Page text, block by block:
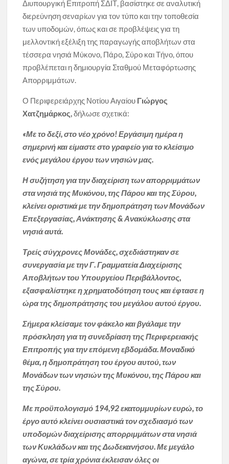
Διυπουργική Επιτροπή ΣΔΙΤ, βασίστηκε σε αναλυτική
διερεύνηση σεναρίων για τον τύπο και την τοποθεσία
των υποδομών, όπως και σε προβλέψεις για τη
μελλοντική εξέλιξη της παραγωγής αποβλήτων στα
τέσσερα νησιά Μύκονο, Πάρο, Σύρο και Τήνο, όπου
προβλέπεται η δημιουργία Σταθμού Μεταφόρτωσης
Απορριμμάτων.
Ο Περιφερειάρχης Νοτίου Αιγαίου Γιώργος
Χατζημάρκος,δήλωσε σχετικά:
«Με το δεξί, στο νέο χρόνο! Εργάσιμη ημέρα η
σημερινή και είμαστε στο γραφείο για το κλείσιμο
ενός μεγάλου έργου των νησιών μας.
Η συζήτηση για την διαχείριση των απορριμμάτων
στα νησιά της Μυκόνου, της Πάρου και της Σύρου,
κλείνει οριστικά με την δημοπράτηση των Μονάδων
Επεξεργασίας, Ανάκτησης & Ανακύκλωσης στα
νησιά αυτά.
Τρείς σύγχρονες Μονάδες, σχεδιάστηκαν σε
συνεργασία με την Γ. Γραμματεία Διαχείρισης
Αποβλήτων του Υπουργείου Περιβάλλοντος,
εξασφαλίστηκε η χρηματοδότηση τους και έφτασε η
ώρα της δημοπράτησης του μεγάλου αυτού έργου.
Σήμερα κλείσαμε τον φάκελο και βγάλαμε την
πρόσκληση για τη συνεδρίαση της Περιφερειακής
Επιτροπής για την επόμενη εβδομάδα. Μοναδικό
θέμα, η δημοπράτηση του έργου αυτού, των
Μονάδων των νησιών της Μυκόνου, της Πάρου και
της Σύρου.
Με προϋπολογισμό 194,92 εκατομμυρίων ευρώ, το
έργο αυτό κλείνει ουσιαστικά τον σχεδιασμό των
υποδομών διαχείρισης απορριμμάτων στα νησιά
των Κυκλάδων και της Δωδεκανήσου. Με μεγάλο
αγώνα, σε τρία χρόνια έκλεισαν όλες οι